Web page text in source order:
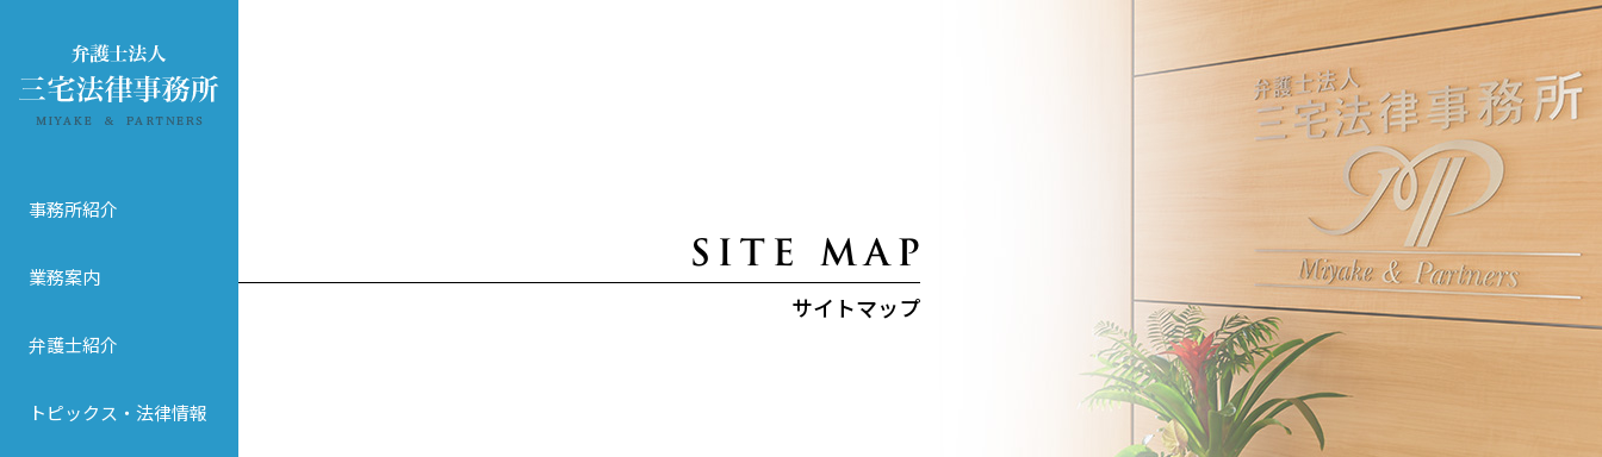
事務所紹介
業務案内
弁護士紹介
トピックス・法律情報
サイトマップ